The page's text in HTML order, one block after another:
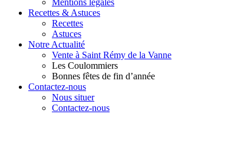
Mentions légales
Recettes & Astuces
Recettes
Astuces
Notre Actualité
Vente à Saint Rémy de la Vanne
Les Coulommiers
Bonnes fêtes de fin d’année
Contactez-nous
Nous situer
Contactez-nous